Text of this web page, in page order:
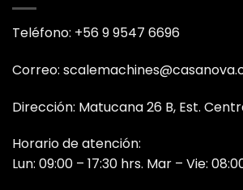
Teléfono: +56 9 9547 6696
Correo:
Dirección: Matucana 26 B, Est.
Horario de atención:
Lun: 09:00 – 17:30 hrs. Mar – Vie: